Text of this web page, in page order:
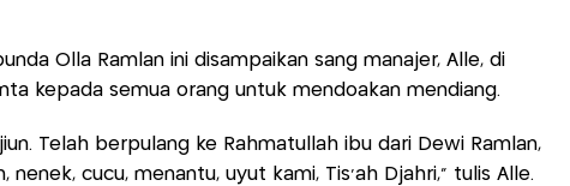
Olla Ramlan ini disampaikan sang manajer, Alle, di
kepada semua orang untuk mendoakan mendiang.
Telah berpulang ke Rahmatullah ibu dari Dewi Ramlan,
nenek, cucu, menantu, uyut kami, Tis'ah Djahri," tulis Alle.